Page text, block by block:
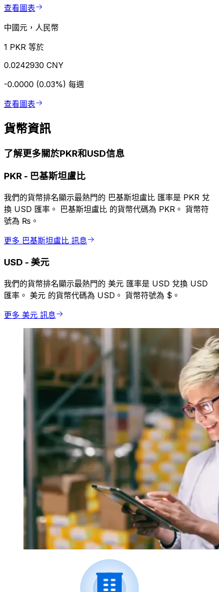
查看圖表
中國元，人民幣
1 PKR 等於
0.0242930 CNY
-0.0000 (0.03%) 每週
查看圖表
貨幣資訊
了解更多關於PKR和USD信息
PKR - 巴基斯坦盧比
我們的貨幣排名顯示最熱門的 巴基斯坦盧比 匯率是 PKR 兌
換 USD 匯率。 巴基斯坦盧比 的貨幣代碼為 PKR。 貨幣符
號為 ₨。
更多 巴基斯坦盧比 訊息
USD - 美元
我們的貨幣排名顯示最熱門的 美元 匯率是 USD 兌換 USD
匯率。 美元 的貨幣代碼為 USD。 貨幣符號為 $。
更多 美元 訊息